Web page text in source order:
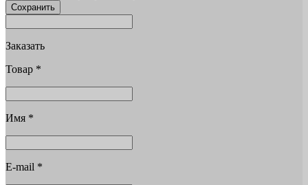
Сохранить
Заказать
Товар *
Имя *
E-mail *